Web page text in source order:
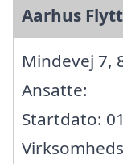
Aarhus
Mindevej 7,
Ansatte:
Startdato: